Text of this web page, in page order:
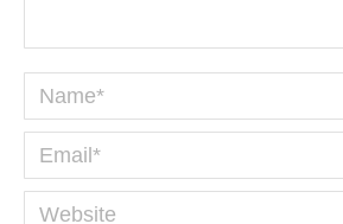
Name *
Email *
Website